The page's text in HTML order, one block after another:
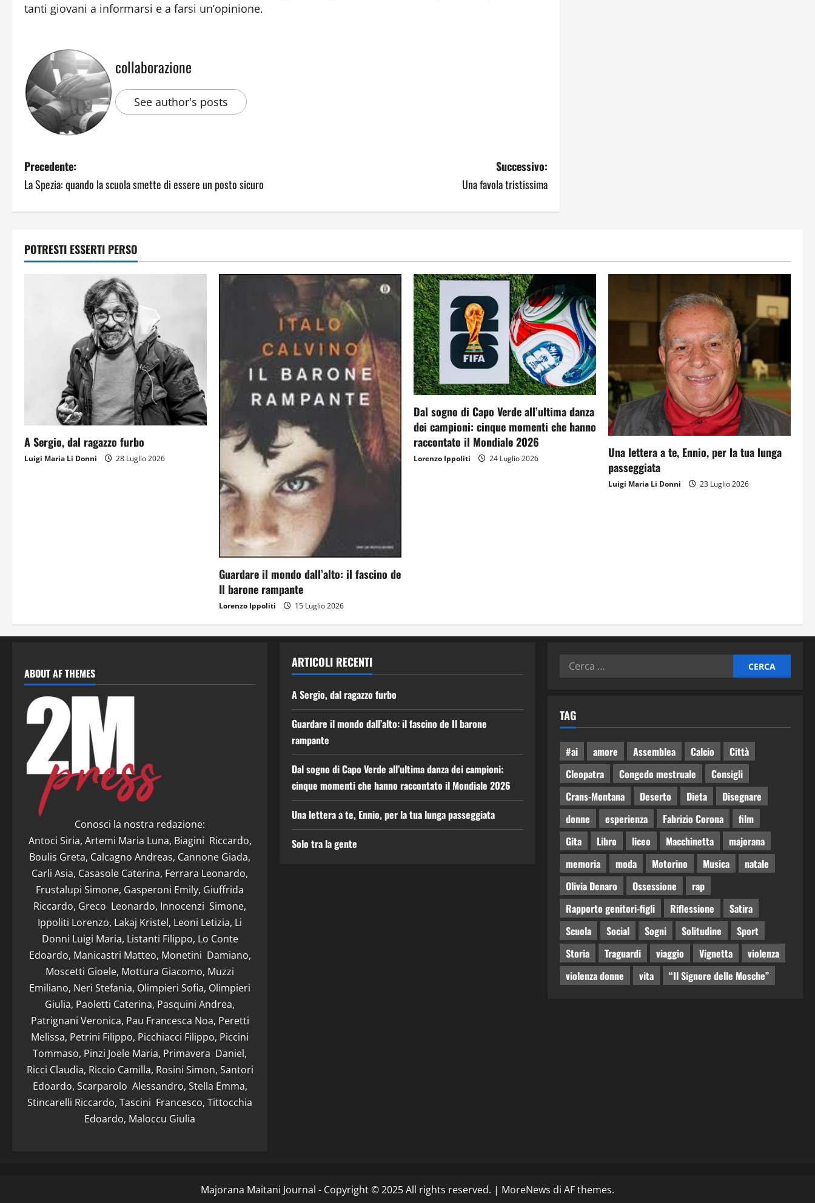
tanti giovani a informarsi e a farsi un’opinione.
collaborazione
See author's posts
Precedente:
La Spezia: quando la scuola smette di essere un posto sicuro
Successivo:
Una favola tristissima
Obiettivi
8 Giugno 2026
POTRESTI ESSERTI PERSO
A Sergio, dal ragazzo furbo
Luigi Maria Li Donni 28 Luglio 2026
Guardare il mondo dall’alto: il fascino de
Il barone rampante
Lorenzo Ippoliti 15 Luglio 2026
Dal sogno di Capo Verde all’ultima danza
dei campioni: cinque momenti che hanno
raccontato il Mondiale 2026
Lorenzo Ippoliti 24 Luglio 2026
Una lettera a te, Ennio, per la tua lunga
passeggiata
Luigi Maria Li Donni 23 Luglio 2026
ABOUT AF THEMES
Conosci la nostra redazione:
Antoci Siria, Artemi Maria Luna, Biagini Riccardo,
Boulis Greta, Calcagno Andreas, Cannone Giada,
Carli Asia, Casasole Caterina, Ferrara Leonardo,
Frustalupi Simone, Gasperoni Emily, Giuffrida
Riccardo, Greco Leonardo, Innocenzi Simone,
Ippoliti Lorenzo, Lakaj Kristel, Leoni Letizia, Li
Donni Luigi Maria, Listanti Filippo, Lo Conte
Edoardo, Manicastri Matteo, Monetini Damiano,
Moscetti Gioele, Mottura Giacomo, Muzzi
Emiliano, Neri Stefania, Olimpieri Sofia, Olimpieri
Giulia, Paoletti Caterina, Pasquini Andrea,
Patrignani Veronica, Pau Francesca Noa, Peretti
Melissa, Petrini Filippo, Picchiacci Filippo, Piccini
Tommaso, Pinzi Joele Maria, Primavera Daniel,
Ricci Claudia, Riccio Camilla, Rosini Simon, Santori
Edoardo, Scarparolo Alessandro, Stella Emma,
Stincarelli Riccardo, Tascini Francesco, Tittocchia
Edoardo, Maloccu Giulia
ARTICOLI RECENTI
A Sergio, dal ragazzo furbo
Guardare il mondo dall’alto: il fascino de Il barone
rampante
Dal sogno di Capo Verde all’ultima danza dei campioni:
cinque momenti che hanno raccontato il Mondiale 2026
Una lettera a te, Ennio, per la tua lunga passeggiata
Solo tra la gente
TAG
#ai amore Assemblea Calcio
Città
Cleopatra
Congedo mestruale
Consigli
Crans-Montana
Deserto Dieta
Disegnare
donne
esperienza Fabrizio Corona
film
Gita
Libro liceo Macchinetta
majorana
memoria
moda Motorino Musica
natale
Olivia Denaro
Ossessione
rap
Rapporto genitori-figli
Riflessione
Satira
Scuola
Social Sogni Solitudine
Sport
Storia
Traguardi viaggio Vignetta
violenza
violenza donne
vita “Il Signore delle Mosche”
Majorana Maitani Journal - Copyright © 2025 All rights reserved. | MoreNews di AF themes.